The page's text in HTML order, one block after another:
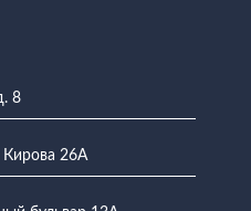
8
Кирова 26А